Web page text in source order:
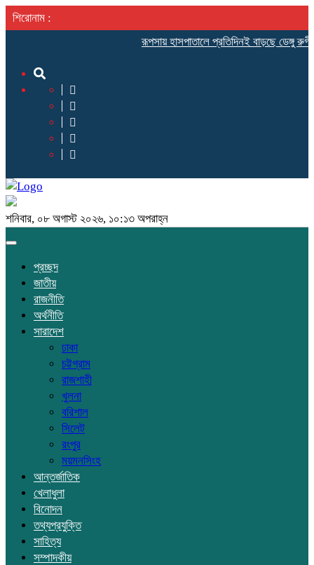
শিরোনাম :
রূপসায় হাসপাতালে প্রতিদিনই বাড়ছে ডেঙ্গু রুগীর
শনিবার, ০৮ অগাস্ট ২০২৬, ১০:১৩ অপরাহ্ন
Toggle
প্রচ্ছদ
জাতীয়
রাজনীতি
অর্থনীতি
সারাদেশ
ঢাকা
চট্টগ্রাম
রাজশাহী
খুলনা
বরিশাল
সিলেট
রংপুর
ময়মনসিংহ
আন্তর্জাতিক
খেলাধুলা
বিনোদন
তথ্যপ্রযুক্তি
সাহিত্য
সম্পাদকীয়